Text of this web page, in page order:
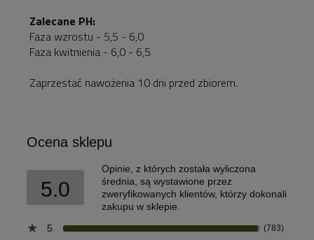
Zalecane PH:
Faza wzrostu - 5,5 - 6,0
Faza kwitnienia - 6,0 - 6,5
Zaprzestać nawożenia 10 dni przed zbiorem.
Ocena sklepu
5.0
Opinie, z których została wyliczona
średnia, są wystawione przez
zweryfikowanych klientów, którzy dokonali
zakupu w sklepie.
5
(783)